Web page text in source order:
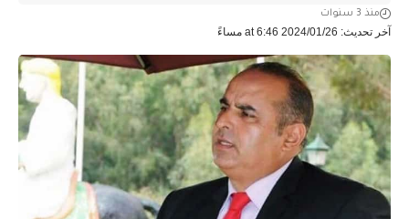
آخر تحديث: 2024/01/26 at 6:46 مساءً
منذ 3 سنوات